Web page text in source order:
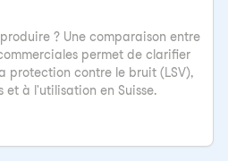
? Une comparaison entre
permet de clarifier
protection contre le bruit (LSV),
et à l'utilisation en Suisse.